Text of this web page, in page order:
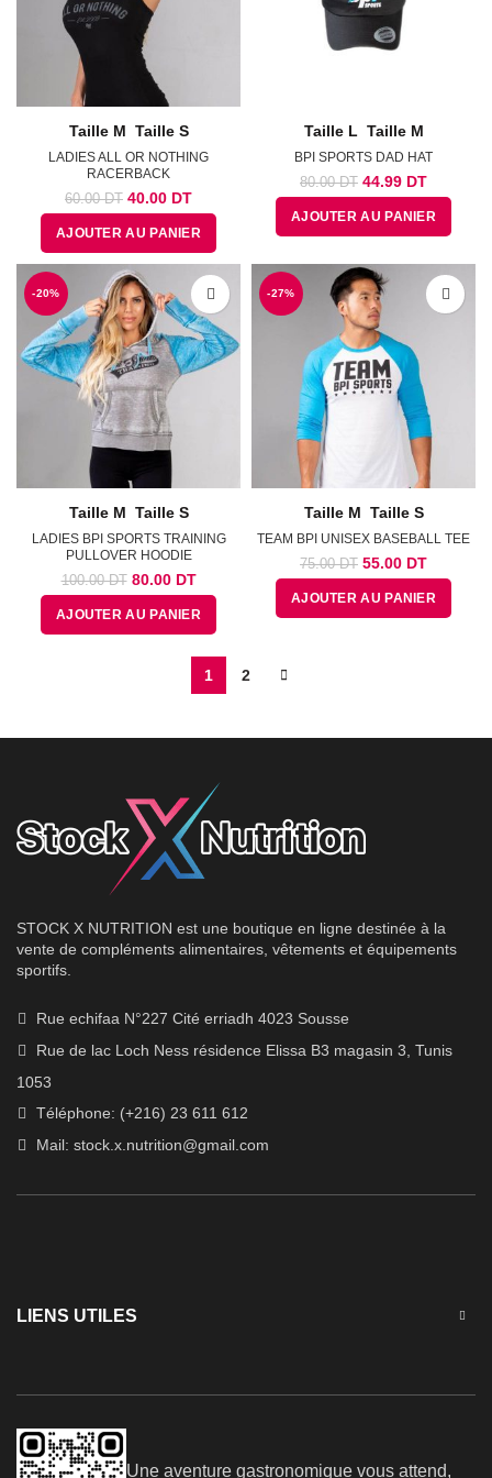
Taille M Taille S
LADIES ALL OR NOTHING
RACERBACK
60.00DT Le
prix
initial
était :
60.00
DT.
40.00 DTLe
prix
actuel
est :
40.00
DT.
AJOUTER AU PANIER
Taille L Taille M
BPI SPORTS DAD HAT
80.00DT Le
prix
initial
était :
DT.
44.99 DTLe
prix
actuel
est :
DT.
AJOUTER AU PANIER
-20%
Taille M Taille S
LADIES BPI SPORTS TRAINING
PULLOVER HOODIE
100.00DT Le
prix
initial
était :
80.00DTLe
prix
actuel
est :
80.00
DT.
AJOUTER AU PANIER
-27%
Taille M Taille S
TEAM BPI UNISEX BASEBALL TEE
75.00DT Le
prix
initial
était :
55.00 DTLe
prix
actuel
est :
AJOUTER AU PANIER
1 2
STOCK X NUTRITION est une boutique en ligne destinée à la
vente de compléments alimentaires, vêtements et équipements
sportifs.
Rue echifaa N°227 Cité erriadh 4023 Sousse
Rue de lac Loch Ness résidence Elissa B3 magasin 3, Tunis
1053
Téléphone: (+216) 23 611 612
Mail: stock.x.nutrition@gmail.com
LIENS UTILES
Une aventure gastronomique vous attend,